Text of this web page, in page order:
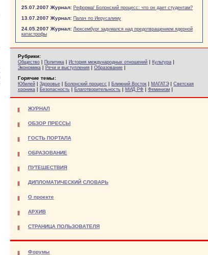
25.07.2007 Журнал: Реформа/ Болонский процесс: что он дает студентам?
13.07.2007 Журнал: Палач по Иерусалиму
24.05.2007 Журнал: Люксембург задумался над предотвращением ядерной
катастрофы
Рубрики:
Общество | Политика | История международных отношений | Культура |
Экономика | Речи и выступления | Образование |
Горячие темы:
Юбилей | Здоровье | Болонский процесс | Ближний Восток | МАГАТЭ | Светская
хроника | Безопасность | Благотворительность | МИД РФ | Феминизм |
ЖУРНАЛ
ОБЗОР ПРЕССЫ
ГОСТЬ ПОРТАЛА
ОБРАЗОВАНИЕ
ПУТЕШЕСТВИЯ
ДИПЛОМАТИЧЕСКИЙ СЛОВАРЬ
О проекте
АРХИВ
СТРАНИЦА ПОЛЬЗОВАТЕЛЯ
Форумы